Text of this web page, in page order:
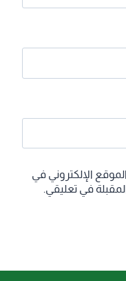
الإلكتروني في
في تعليقي.